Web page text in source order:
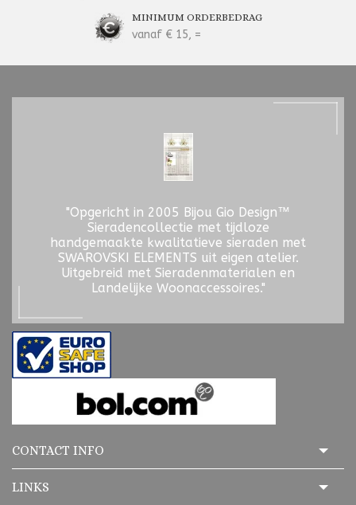
MINIMUM ORDERBEDRAG
vanaf € 15, =
"Opgericht in 2005 Bijou Gio Design™
Sieradencollectie met tijdloze
handgemaakte kwalitatieve sieraden met
SWAROVSKI ELEMENTS uit eigen atelier.
Uitgebreid met Sieradenmaterialen en
Landelijke Woonaccessoires."
CONTACT INFO
LINKS